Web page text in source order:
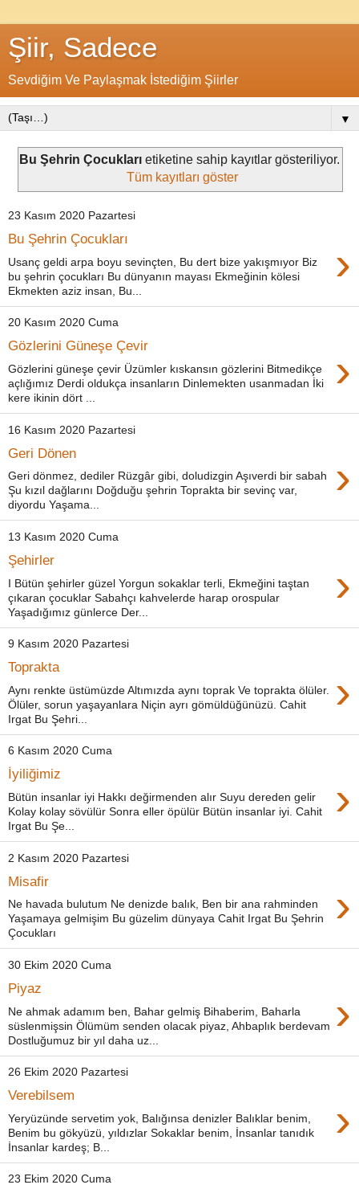
Şiir, Sadece
Sevdiğim Ve Paylaşmak İstediğim Şiirler
▼
Bu Şehrin Çocukları etiketine sahip kayıtlar gösteriliyor.
Tüm kayıtları göster
23 Kasım 2020 Pazartesi
Bu Şehrin Çocukları ›
Usanç geldi arpa boyu sevinçten, Bu dert bize yakışmıyor Biz
bu şehrin çocukları Bu dünyanın mayası Ekmeğinin kölesi
Ekmekten aziz insan, Bu...
20 Kasım 2020 Cuma
Gözlerini Güneşe Çevir ›
Gözlerini güneşe çevir Üzümler kıskansın gözlerini Bitmedikçe
açlığımız Derdi oldukça insanların Dinlemekten usanmadan İki
kere ikinin dört ...
16 Kasım 2020 Pazartesi
Geri Dönen ›
Geri dönmez, dediler Rüzgâr gibi, doludizgin Aşıverdi bir sabah
Şu kızıl dağlarını Doğduğu şehrin Toprakta bir sevinç var,
diyordu Yaşama...
13 Kasım 2020 Cuma
Şehirler ›
I Bütün şehirler güzel Yorgun sokaklar terli, Ekmeğini taştan
çıkaran çocuklar Sabahçı kahvelerde harap orospular
Yaşadığımız günlerce Der...
9 Kasım 2020 Pazartesi
Toprakta ›
Aynı renkte üstümüzde Altımızda aynı toprak Ve toprakta ölüler.
Ölüler, sorun yaşayanlara Niçin ayrı gömüldüğünüzü. Cahit
Irgat Bu Şehri...
6 Kasım 2020 Cuma
İyiliğimiz ›
Bütün insanlar iyi Hakkı değirmenden alır Suyu dereden gelir
Kolay kolay sövülür Sonra eller öpülür Bütün insanlar iyi. Cahit
Irgat Bu Şe...
2 Kasım 2020 Pazartesi
Misafir ›
Ne havada bulutum Ne denizde balık, Ben bir ana rahminden
Yaşamaya gelmişim Bu güzelim dünyaya Cahit Irgat Bu Şehrin
Çocukları
30 Ekim 2020 Cuma
Piyaz ›
Ne ahmak adamım ben, Bahar gelmiş Bihaberim, Baharla
süslenmişsin Ölümüm senden olacak piyaz, Ahbaplık berdevam
Dostluğumuz bir yıl daha uz...
26 Ekim 2020 Pazartesi
Verebilsem ›
Yeryüzünde servetim yok, Balığınsa denizler Balıklar benim,
Benim bu gökyüzü, yıldızlar Sokaklar benim, İnsanlar tanıdık
İnsanlar kardeş; B...
23 Ekim 2020 Cuma